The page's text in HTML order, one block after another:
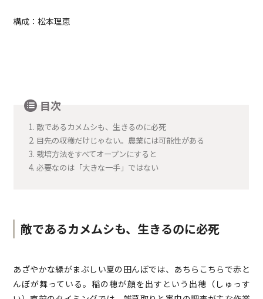
構成：松本理恵
目次
1. 敵であるカメムシも、生きるのに必死
2. 目先の収穫だけじゃない。農業には可能性がある
3. 栽培方法をすべてオープンにすると
4. 必要なのは「大きな一手」ではない
敵であるカメムシも、生きるのに必死
あざやかな緑がまぶしい夏の田んぼでは、あちらこちらで赤と
んぼが舞っている。稲の穂が顔を出すという出穂（しゅっす